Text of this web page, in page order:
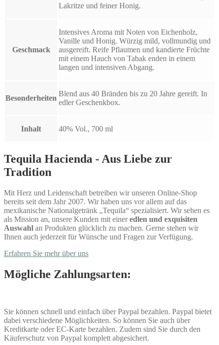
Lakritze und feiner Honig.
Geschmack
Intensives Aroma mit Noten von Eichenholz,
Vanille und Honig. Würzig mild, vollmundig und
ausgereift. Reife Pflaumen und kandierte Früchte
mit einem Hauch von Tabak enden in einem
langen und intensiven Abgang.
Besonderheiten
Blend aus 40 Bränden bis zu 20 Jahre gereift. In
edler Geschenkbox.
Inhalt 40% Vol., 700 ml
Tequila Hacienda - Aus Liebe zur
Tradition
Mit Herz und Leidenschaft betreiben wir unseren Online-Shop
bereits seit dem Jahr 2007. Wir haben uns vor allem auf das
mexikanische Nationalgetränk „Tequila“ spezialisiert. Wir sehen es
als Mission an, unsere Kunden mit eineredlen und exquisiten
Auswahl an Produkten glücklich zu machen. Gerne stehen wir
Ihnen auch jederzeit für Wünsche und Fragen zur Verfügung.
Erfahren Sie mehr über uns
Mögliche Zahlungsarten:
Sie können schnell und einfach über Paypal bezahlen. Paypal bietet
dabei verschiedene Möglichkeiten. So können Sie auch über
Kreditkarte oder EC-Karte bezahlen. Zudem sind Sie durch den
Käuferschutz von Paypal komplett abgesichert.